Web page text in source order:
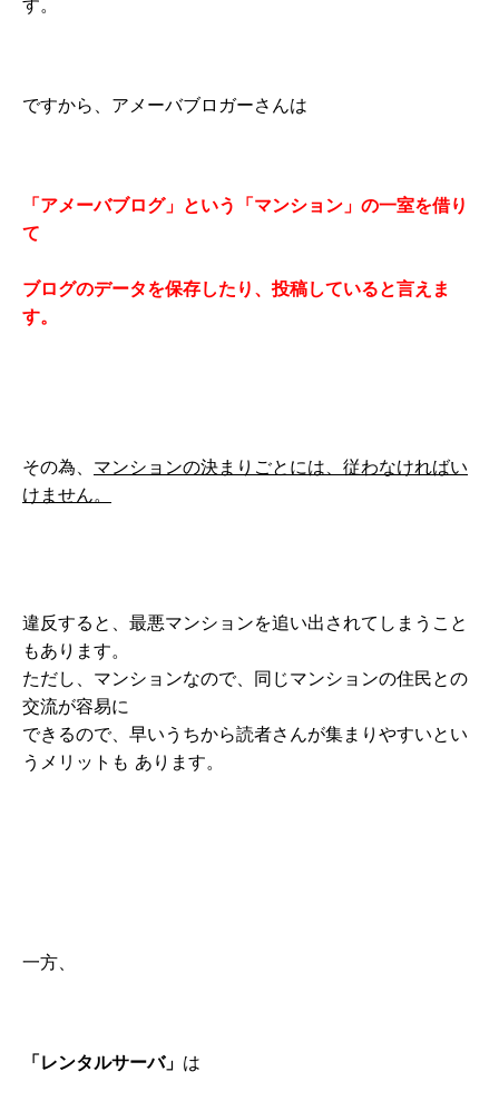
す。
ですから、アメーバブロガーさんは
「アメーバブログ」という「マンション」の一室を借り
て
ブログのデータを保存したり、投稿していると言えま
す。
その為、 マンションの決まりごとには、従わなければい
けません。
違反すると、最悪マンションを追い出されてしまうこと
もあります。
ただし、マンションなので、同じマンションの住民との
交流が容易に
できるので、早いうちから読者さんが集まりやすいとい
うメリットも あります。
一方、
「レンタルサーバ」 は